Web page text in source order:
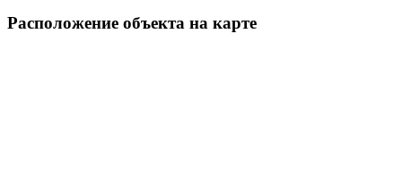
Pасположение объекта на карте